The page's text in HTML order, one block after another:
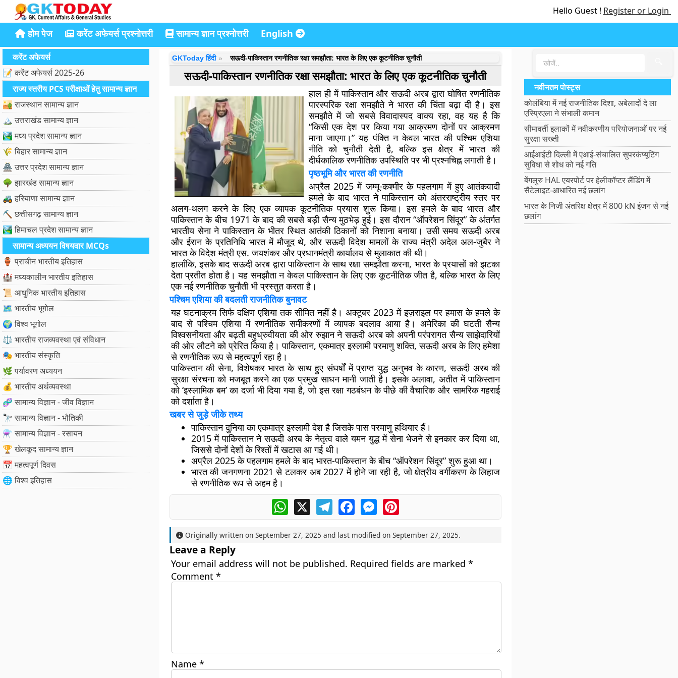
Hello Guest ! Register or Login
होम पेज करेंट अफेयर्स प्रश्नोत्तरी सामान्य ज्ञान प्रश्नोत्तरी English
करेंट अफेयर्स
📝 करेंट अफेयर्स 2025-26
राज्य स्तरीय PCS परीक्षाओं हेतु सामान्य ज्ञान
🏜️ राजस्थान सामान्य ज्ञान
🏔️ उत्तराखंड सामान्य ज्ञान
🏞️ मध्य प्रदेश सामान्य ज्ञान
🌾 बिहार सामान्य ज्ञान
🏯 उत्तर प्रदेश सामान्य ज्ञान
🌳 झारखंड सामान्य ज्ञान
🚜 हरियाणा सामान्य ज्ञान
⛏️ छत्तीसगढ़ सामान्य ज्ञान
🏞️ हिमाचल प्रदेश सामान्य ज्ञान
सामान्य अध्ययन विषयवार MCQs
🏺 प्राचीन भारतीय इतिहास
🏰 मध्यकालीन भारतीय इतिहास
📜 आधुनिक भारतीय इतिहास
🗺️ भारतीय भूगोल
🌍 विश्व भूगोल
⚖️ भारतीय राजव्यवस्था एवं संविधान
🎭 भारतीय संस्कृति
🌿 पर्यावरण अध्ययन
💰 भारतीय अर्थव्यवस्था
🧬 सामान्य विज्ञान - जीव विज्ञान
🔭 सामान्य विज्ञान - भौतिकी
⚗️ सामान्य विज्ञान - रसायन
🏆 खेलकूद सामान्य ज्ञान
📅 महत्वपूर्ण दिवस
🌐 विश्व इतिहास
GKToday हिंदी सऊदी-पाकिस्तान रणनीतिक रक्षा समझौता: भारत के लिए एक कूटनीतिक चुनौती
सऊदी-पाकिस्तान रणनीतिक रक्षा समझौता: भारत के लिए एक कूटनीतिक चुनौती
हाल ही में पाकिस्तान और सऊदी अरब द्वारा घोषित रणनीतिक
पारस्परिक रक्षा समझौते ने भारत की चिंता बढ़ा दी है। इस
समझौते में जो सबसे विवादास्पद वाक्य रहा, वह यह है कि
“किसी एक देश पर किया गया आक्रमण दोनों पर आक्रमण
माना जाएगा।” यह पंक्ति न केवल भारत की पश्चिम एशिया
नीति को चुनौती देती है, बल्कि इस क्षेत्र में भारत की
दीर्घकालिक रणनीतिक उपस्थिति पर भी प्रश्नचिह्न लगाती है।
पृष्ठभूमि और भारत की रणनीति
अप्रैल 2025 में जम्मू-कश्मीर के पहलगाम में हुए आतंकवादी
हमले के बाद भारत ने पाकिस्तान को अंतरराष्ट्रीय स्तर पर
अलग-थलग करने के लिए एक व्यापक कूटनीतिक प्रयास शुरू किया। इस हमले के बाद भारत और
पाकिस्तान के बीच 1971 के बाद की सबसे बड़ी सैन्य मुठभेड़ हुई। इस दौरान “ऑपरेशन सिंदूर” के अंतर्गत
भारतीय सेना ने पाकिस्तान के भीतर स्थित आतंकी ठिकानों को निशाना बनाया। उसी समय सऊदी अरब
और ईरान के प्रतिनिधि भारत में मौजूद थे, और सऊदी विदेश मामलों के राज्य मंत्री अदेल अल-जुबैर ने
भारत के विदेश मंत्री एस. जयशंकर और प्रधानमंत्री कार्यालय से मुलाकात की थी।
हालाँकि, इसके बाद सऊदी अरब द्वारा पाकिस्तान के साथ रक्षा समझौता करना, भारत के प्रयासों को झटका
देता प्रतीत होता है। यह समझौता न केवल पाकिस्तान के लिए एक कूटनीतिक जीत है, बल्कि भारत के लिए
एक नई रणनीतिक चुनौती भी प्रस्तुत करता है।
पश्चिम एशिया की बदलती राजनीतिक बुनावट
यह घटनाक्रम सिर्फ दक्षिण एशिया तक सीमित नहीं है। अक्टूबर 2023 में इज़राइल पर हमास के हमले के
बाद से पश्चिम एशिया में रणनीतिक समीकरणों में व्यापक बदलाव आया है। अमेरिका की घटती सैन्य
विश्वसनीयता और बढ़ती बहुध्रुवीयता की ओर रुझान ने सऊदी अरब को अपनी परंपरागत सैन्य साझेदारियों
की ओर लौटने को प्रेरित किया है। पाकिस्तान, एकमात्र इस्लामी परमाणु शक्ति, सऊदी अरब के लिए हमेशा
से रणनीतिक रूप से महत्वपूर्ण रहा है।
पाकिस्तान की सेना, विशेषकर भारत के साथ हुए संघर्षों में प्राप्त युद्ध अनुभव के कारण, सऊदी अरब की
सुरक्षा संरचना को मजबूत करने का एक प्रमुख साधन मानी जाती है। इसके अलावा, अतीत में पाकिस्तान
को ‘इस्लामिक बम’ का दर्जा भी दिया गया है, जो इस रक्षा गठबंधन के पीछे की वैचारिक और सामरिक गहराई
को दर्शाता है।
खबर से जुड़े जीके तथ्य
पाकिस्तान दुनिया का एकमात्र इस्लामी देश है जिसके पास परमाणु हथियार हैं।
2015 में पाकिस्तान ने सऊदी अरब के नेतृत्व वाले यमन युद्ध में सेना भेजने से इनकार कर दिया था,
जिससे दोनों देशों के रिश्तों में खटास आ गई थी।
अप्रैल 2025 के पहलगाम हमले के बाद भारत-पाकिस्तान के बीच “ऑपरेशन सिंदूर” शुरू हुआ था।
भारत की जनगणना 2021 से टलकर अब 2027 में होने जा रही है, जो क्षेत्रीय वर्गीकरण के लिहाज
से रणनीतिक रूप से अहम है।
WhatsApp
X TelegramFacebookMessengerPinterest
Originally written on September 27, 2025 and last modified on September 27, 2025.
Leave a Reply
Your email address will not be published. Required fields are marked *
Comment *
Name *
नवीनतम पोस्ट्स
कोलंबिया में नई राजनीतिक दिशा, अबेलार्दो दे ला
एस्प्रिएला ने संभाली कमान
सीमावर्ती इलाकों में नवीकरणीय परियोजनाओं पर नई
सुरक्षा सख्ती
आईआईटी दिल्ली में एआई-संचालित सुपरकंप्यूटिंग
सुविधा से शोध को नई गति
बेंगलुरु HAL एयरपोर्ट पर हेलीकॉप्टर लैंडिंग में
सैटेलाइट-आधारित नई छलांग
भारत के निजी अंतरिक्ष क्षेत्र में 800 kN इंजन से नई
छलांग